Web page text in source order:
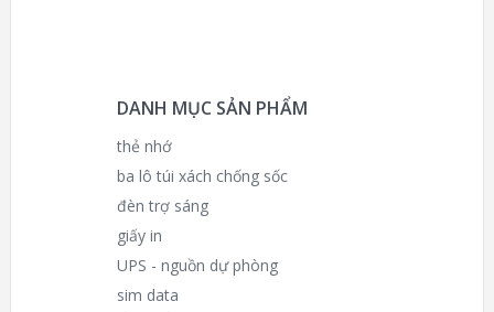
DANH MỤC SẢN PHẨM
thẻ nhớ
ba lô túi xách chống sốc
đèn trợ sáng
giấy in
UPS - nguồn dự phòng
sim data